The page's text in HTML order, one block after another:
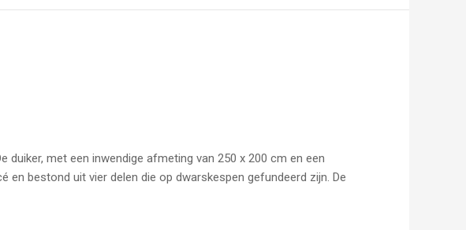
duiker, met een inwendige afmeting van 250 x 200 cm en een
bestond uit vier delen die op dwarskespen gefundeerd zijn. De